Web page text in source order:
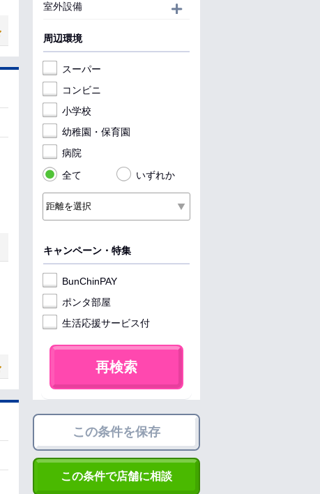
室外設備
周辺環境
スーパー
コンビニ
小学校
幼稚園・保育園
病院
全て
いずれか
キャンペーン・特集
BunChinPAY
ポンタ部屋
生活応援サービス付
再検索
この条件を保存
この条件で店舗に相談